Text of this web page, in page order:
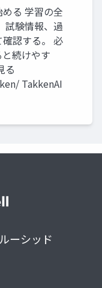
る 学習の全
試験情報、過
認する。 必
続けやす
る
TakkenAI
ーシッド